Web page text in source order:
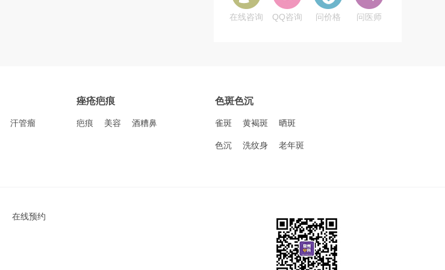
在线咨询 QQ咨询 问价格 问医师
汗管瘤
痤疮疤痕
疤痕 美容 酒糟鼻
色斑色沉
雀斑 黄褐斑 晒斑
色沉 洗纹身 老年斑
在线预约